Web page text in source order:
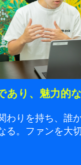
あり、魅力的
わりを持ち、誰
る。ファンを大